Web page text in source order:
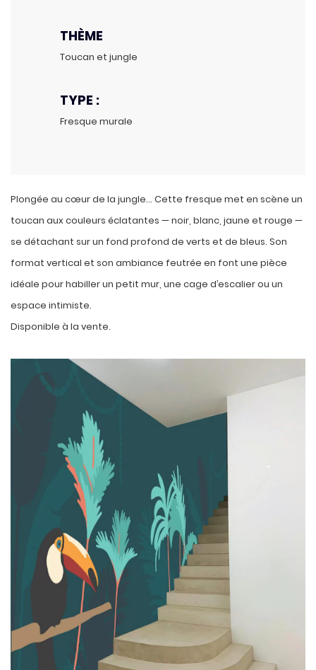
THÈME
Toucan et jungle
TYPE :
Fresque murale
Plongée au cœur de la jungle… Cette fresque met en scène un
toucan aux couleurs éclatantes — noir, blanc, jaune et rouge —
se détachant sur un fond profond de verts et de bleus. Son
format vertical et son ambiance feutrée en font une pièce
idéale pour habiller un petit mur, une cage d’escalier ou un
espace intimiste.
Disponible à la vente.